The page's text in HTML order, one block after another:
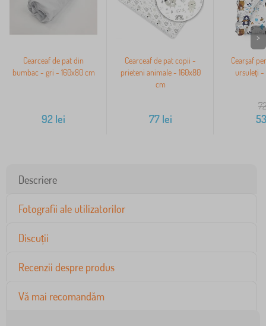
Cearceaf de pat din
bumbac - gri - 160x80 cm
92 lei
Cearceaf de pat copii -
prieteni animale - 160x80
cm
77lei
Cearșaf
ursuleți -
72
53
>
Descriere
Fotografii ale utilizatorilor
Discuții
Recenzii despre produs
Vă mai recomandăm